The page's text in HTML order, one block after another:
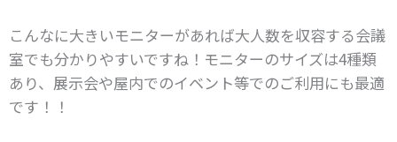
こんなに大きいモニターがあれば大人数を収容する会議
室でも分かりやすいですね！ モニターのサイズは4種類
あり、展示会や屋内でのイベント等でのご利用にも最適
です！！